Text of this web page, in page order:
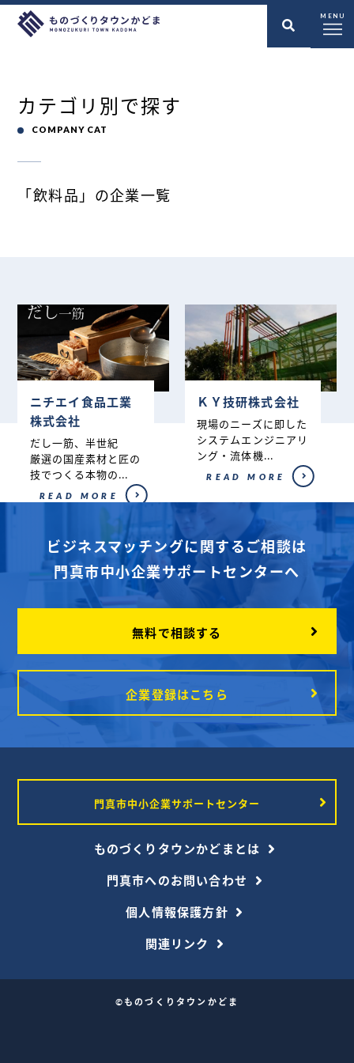
MENU
カテゴリ別で探す
COMPANY CAT
「飲料品」の企業一覧
ニチエイ食品工業
株式会社
だし一筋、半世紀
厳選の国産素材と匠の
技でつくる本物の...
READ MORE
ＫＹ技研株式会社
現場のニーズに即した
システムエンジニアリ
ング・流体機...
READ MORE
ビジネスマッチングに関するご相談は
門真市中小企業サポートセンターへ
無料で相談する
企業登録はこちら
門真市中小企業サポートセンター
ものづくりタウンかどまとは
門真市へのお問い合わせ
個人情報保護方針
関連リンク
©ものづくりタウンかどま